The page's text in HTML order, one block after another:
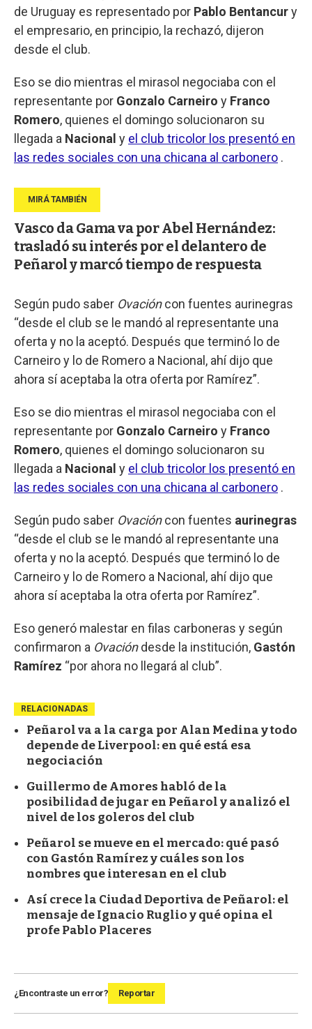
de Uruguay es representado por Pablo Bentancury
el empresario, en principio, la rechazó, dijeron
desde el club.
Eso se dio mientras el mirasol negociaba con el
representante por Gonzalo Carneiro y Franco
Romero, quienes el domingo solucionaron su
llegada a Nacional y el club tricolor los presentó en
las redes sociales con una chicana al carbonero .
Vasco da Gama va por Abel Hernández:
trasladó su interés por el delantero de
Peñarol y marcó tiempo de respuesta
Según pudo saber Ovacióncon fuentes aurinegras
“desde el club se le mandó al representante una
oferta y no la aceptó. Después que terminó lo de
Carneiro y lo de Romero a Nacional, ahí dijo que
ahora sí aceptaba la otra oferta por Ramírez”.
Eso se dio mientras el mirasol negociaba con el
representante por Gonzalo Carneiro y Franco
Romero, quienes el domingo solucionaron su
llegada a Nacional y el club tricolor los presentó en
las redes sociales con una chicana al carbonero .
Según pudo saber Ovacióncon fuentes aurinegras
“desde el club se le mandó al representante una
oferta y no la aceptó. Después que terminó lo de
Carneiro y lo de Romero a Nacional, ahí dijo que
ahora sí aceptaba la otra oferta por Ramírez”.
Eso generó malestar en filas carboneras y según
confirmaron a Ovacióndesde la institución, Gastón
Ramírez “por ahora no llegará al club”.
RELACIONADAS
Peñarol va a la carga por Alan Medina y todo
depende de Liverpool: en qué está esa
negociación
Guillermo de Amores habló de la
posibilidad de jugar en Peñarol y analizó el
nivel de los goleros del club
Peñarol se mueve en el mercado: qué pasó
con Gastón Ramírez y cuáles son los
nombres que interesan en el club
Así crece la Ciudad Deportiva de Peñarol: el
mensaje de Ignacio Ruglio y qué opina el
profe Pablo Placeres
¿Encontraste un error? Reportar